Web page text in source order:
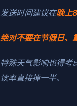
发送时间建议在晚上
绝对不要在节假日、
特殊天气影响也得考
读率直接掉一半。